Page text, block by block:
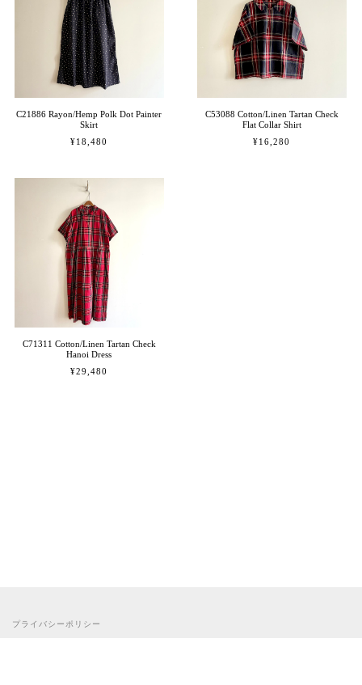
C21886 Rayon/Hemp Polk Dot Painter
Skirt
¥18,480
C53088 Cotton/Linen Tartan Check
Flat Collar Shirt
¥16,280
C71311 Cotton/Linen Tartan Check
Hanoi Dress
¥29,480
プライバシーポリシー